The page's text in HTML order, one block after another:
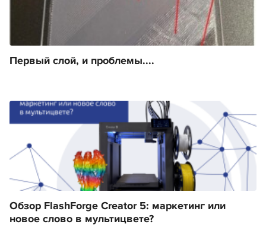
Первый слой, и проблемы....
Обзор FlashForge Creator 5: маркетинг или
новое слово в мультицвете?